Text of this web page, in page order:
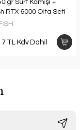
gr Surf Kamışı +
RTX 6000 Olta Seti
TL Kdv Dahil